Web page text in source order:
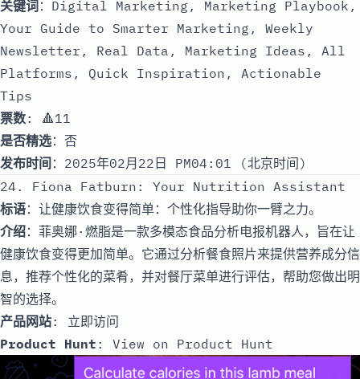
关键词：Digital Marketing, Marketing Playbook,
Your Guide to Smarter Marketing, Weekly
Newsletter, Real Data, Marketing Ideas, All
Platforms, Quick Inspiration, Actionable
Tips
票数: 🔺11
是否精选：否
发布时间 ：2025年02月22日 PM04:01 (北京时间)
24. Fiona Fatburn: Your Nutrition Assistant
标语：让健康饮食变得简单：个性化指导助你一臂之力。
介绍：菲奥娜·燃脂是一款多模态食品分析电报机器人，旨在让
健康饮食变得更加简单。它通过分析餐食照片来提供营养成分信
息，推荐个性化的菜肴，并对餐厅菜单进行评估，帮助您做出明
智的选择。
产品网站: 立即访问
Product Hunt : View on Product Hunt